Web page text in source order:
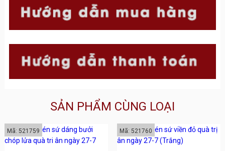
SẢN PHẨM CÙNG LOẠI
Mã: 521759 Mã: 521760